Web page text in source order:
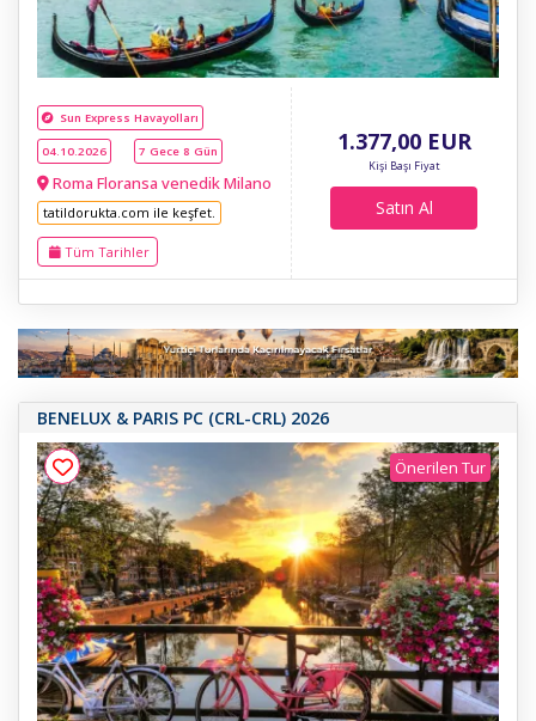
Sun Express Havayolları
04.10.2026 7 Gece 8 Gün
Roma Floransa venedik Milano
tatildorukta.com ile keşfet.
Tüm Tarihler
1.377,00EUR
Kişi Başı Fiyat
Satın Al
BENELUX & PARIS PC (CRL-CRL) 2026
Önerilen Tur